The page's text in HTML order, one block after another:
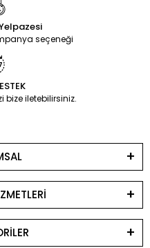
seçeneği
bize iletebilirsiniz.